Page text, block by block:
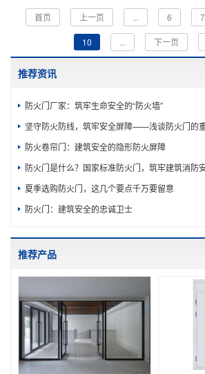
首页 上一页 ... 6 7
10 ... 下一页
推荐资讯
防火门厂家：筑牢生命安全的“防火墙”
坚守防火防线，筑牢安全屏障——浅谈防火门的重要意义
防火卷帘门：建筑安全的隐形防火屏障
防火门是什么？国家标准防火门，筑牢建筑消防
夏季选购防火门，这几个要点千万要留意
防火门：建筑安全的忠诚卫士
推荐产品